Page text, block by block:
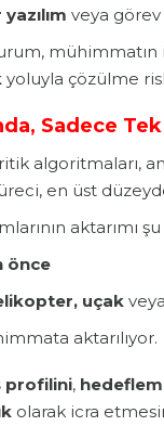
veya görev
yoluyla çözülme
Sadece
algoritmaları,
en üst
aktarımı
önce
uçak
aktarılıyor.
profilini,
olarak icra